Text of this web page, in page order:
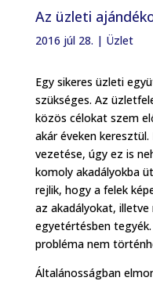
Az üzleti
2016 júl 28. | Üzlet
Egy sikeres üzleti
szükséges. Az
közös célokat szem
akár éveken
vezetése, úgy ez is
komoly akadályokba
rejlik, hogy a felek
az akadályokat,
egyetértésben
probléma nem
Általánosságban